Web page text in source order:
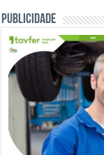
Publicidade